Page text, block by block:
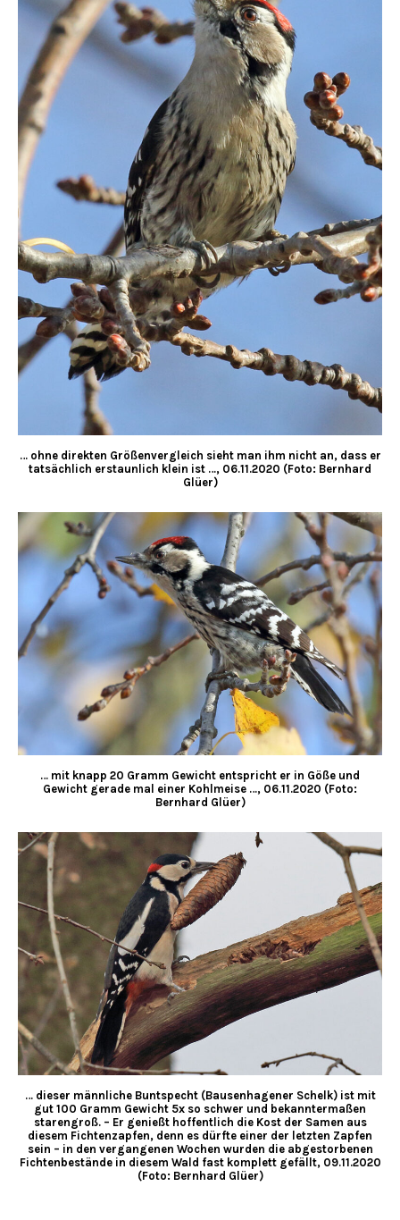
… ohne direkten Größenvergleich sieht man ihm nicht an, dass er
tatsächlich erstaunlich klein ist …, 06.11.2020 (Foto: Bernhard
Glüer)
… mit knapp 20 Gramm Gewicht entspricht er in Göße und
Gewicht gerade mal einer Kohlmeise …, 06.11.2020 (Foto:
Bernhard Glüer)
… dieser männliche Buntspecht (Bausenhagener Schelk) ist mit
gut 100 Gramm Gewicht 5x so schwer und bekanntermaßen
starengroß. – Er genießt hoffentlich die Kost der Samen aus
diesem Fichtenzapfen, denn es dürfte einer der letzten Zapfen
sein – in den vergangenen Wochen wurden die abgestorbenen
Fichtenbestände in diesem Wald fast komplett gefällt, 09.11.2020
(Foto: Bernhard Glüer)